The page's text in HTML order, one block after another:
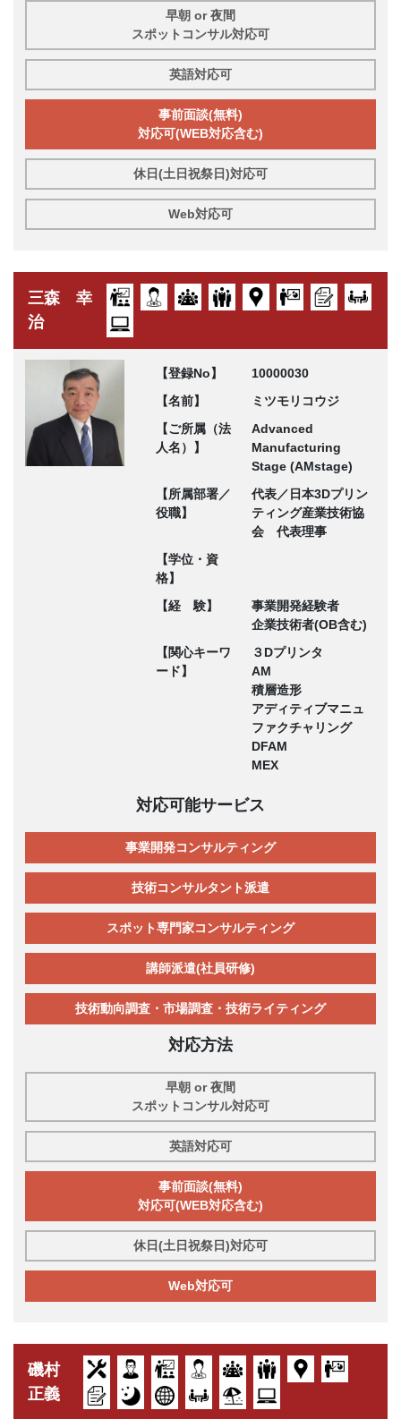
早朝 or 夜間
スポットコンサル対応可
英語対応可
事前面談(無料)
対応可(WEB対応含む)
休日(土日祝祭日)対応可
Web対応可
三森 幸
治
【登録No】
10000030
【名前】
ミツモリコウジ
【ご所属（法
人名）】
Advanced
Manufacturing
Stage (AMstage)
【所属部署／
役職】
代表／日本3Dプリン
ティング産業技術協
会 代表理事
【学位・資
格】
【経 験】
事業開発経験者
企業技術者(OB含む)
【関心キーワ
ード】
３Dプリンタ
AM
積層造形
アディティブマニュ
ファクチャリング
DFAM
MEX
対応可能サービス
事業開発コンサルティング
技術コンサルタント派遣
スポット専門家コンサルティング
講師派遣(社員研修)
技術動向調査・市場調査・技術ライティング
対応方法
早朝 or 夜間
スポットコンサル対応可
英語対応可
事前面談(無料)
対応可(WEB対応含む)
休日(土日祝祭日)対応可
Web対応可
磯村
正義